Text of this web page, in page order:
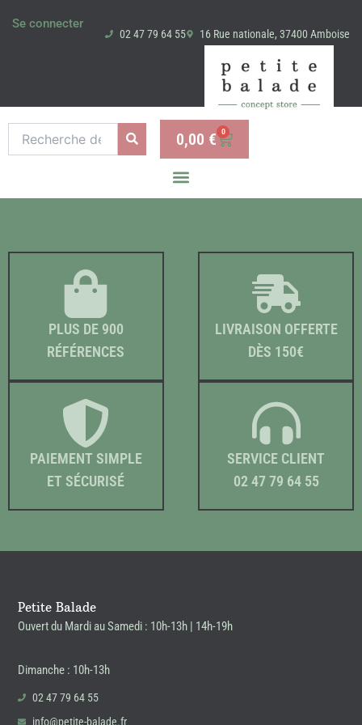
Se connecter
02 47 79 64 55 16 Rue nationale, 37400 Amboise
pour :
0,00 € 0
Panier
PLUS DE 900
RÉFÉRENCES
LIVRAISON OFFERTE
DÈS 150€
PAIEMENT SIMPLE
ET SÉCURISÉ
SERVICE CLIENT
02 47 79 64 55
Petite Balade
Ouvert du Mardi au Samedi : 10h-13h | 14h-19h
Dimanche : 10h-13h
02 47 79 64 55
info@petite-balade.fr